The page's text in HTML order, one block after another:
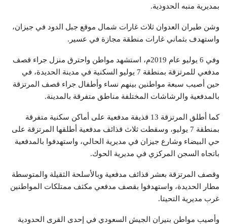
بمديرية منبه الحدودية.
وشن طيران العدوان ثلاث غارات شمال موقع جبل الدود في جيزان،
واستهدف بثماني غارات منطقة مجازة في عسير.
وفي 6 يوليو عام 2019م، استشهد مواطن واحترق منزل جراء قصف
مدفعي للمرتزقة بمنطقة 7 يوليو السكنية في مدينة الحديدة، في
حين أصيب سبعة مواطنين بينهم نساء وأطفال جراء قصف المرتزقة
بالمدفعية والرشاشات المختلفة مناطق متفرقة بالمدينة.
كما أطلق المرتزقة 13 قذيفة مدفعية على أماكن سكنية متفرقة
بمنطقة 7 يوليو، وسقطت ثلاث قذائف مدفعية أطلقها المرتزقة على
حي البيضاء وشارع جيزان في مديرية الحالي، واستهدفوا بالمدفعية
باتجاه السجن المركزي في مديرية الحوك.
وقصف المرتزقة بعشر قذائف مدفعية وبالأسلحة الثقيلة والمتوسطة
مطار الحديدة، واستهدفوا بقصف مدفعي مكثف ممتلكات المواطنين
غرب مديرية التحيتا.
وأصيب مواطن بنيران الجيش السعودي في إحدى القرى الحدودية